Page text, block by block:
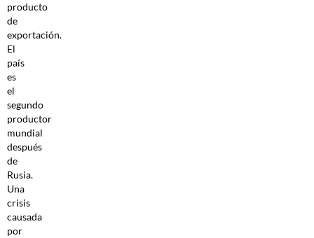
producto
de
exportación.
El
país
es
el
segundo
productor
mundial
después
de
Rusia.
Una
crisis
causada
por